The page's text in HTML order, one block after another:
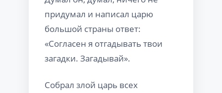
придумал и написал царю
большой страны ответ:
«Согласен я отгадывать твои
загадки. Загадывай».
Собрал злой царь всех